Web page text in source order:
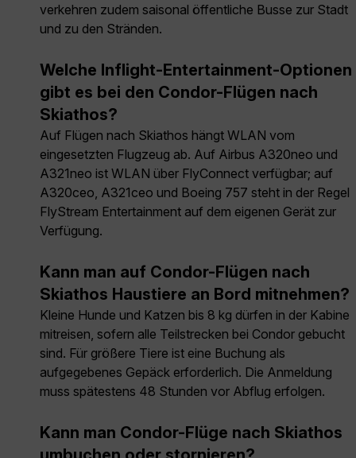
verkehren zudem saisonal öffentliche Busse zur Stadt
und zu den Stränden.
Welche Inflight-Entertainment-Optionen
gibt es bei den Condor-Flügen nach
Skiathos?
Auf Flügen nach Skiathos hängt WLAN vom
eingesetzten Flugzeug ab. Auf Airbus A320neo und
A321neo ist WLAN über FlyConnect verfügbar; auf
A320ceo, A321ceo und Boeing 757 steht in der Regel
FlyStream Entertainment auf dem eigenen Gerät zur
Verfügung.
Kann man auf Condor-Flügen nach
Skiathos Haustiere an Bord mitnehmen?
Kleine Hunde und Katzen bis 8 kg dürfen in der Kabine
mitreisen, sofern alle Teilstrecken bei Condor gebucht
sind. Für größere Tiere ist eine Buchung als
aufgegebenes Gepäck erforderlich. Die Anmeldung
muss spätestens 48 Stunden vor Abflug erfolgen.
Kann man Condor-Flüge nach Skiathos